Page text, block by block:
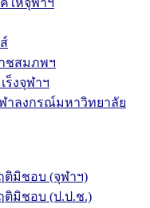
ให้จุฬาฯ
ชสมภพฯ
งจุฬาฯ
าลงกรณ์มหาวิทยาลัย
ติมิชอบ (จุฬาฯ)
ติมิชอบ (ป.ป.ช.)